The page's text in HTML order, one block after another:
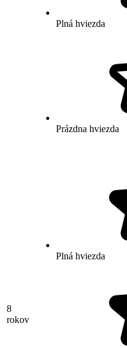
Plná hviezda
Prázdna hviezda
8
rokov
Plná hviezda